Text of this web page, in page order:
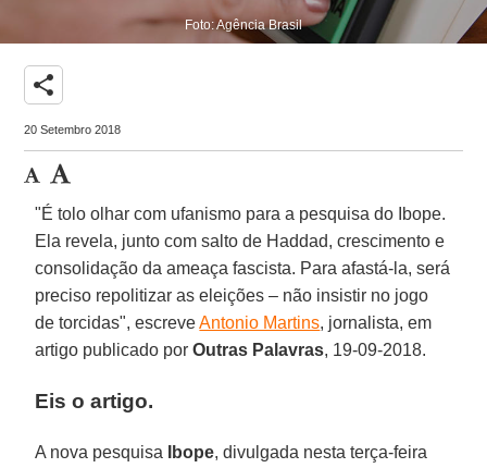
Foto: Agência Brasil
share
20 Setembro 2018
"É tolo olhar com ufanismo para a pesquisa do Ibope.
Ela revela, junto com salto de Haddad, crescimento e
consolidação da ameaça fascista. Para afastá-la, será
preciso repolitizar as eleições – não insistir no jogo
de torcidas", escreveAntonio Martins, jornalista, em
artigo publicado por Outras Palavras, 19-09-2018.
Eis o artigo.
A nova pesquisa Ibope, divulgada nesta terça-feira